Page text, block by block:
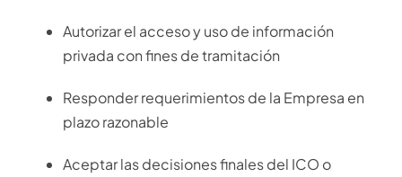
Autorizar el acceso y uso de información
privada con fines de tramitación
Responder requerimientos de la Empresa en
plazo razonable
Aceptar las decisiones finales del ICO o